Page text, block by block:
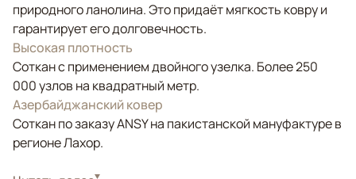
природного ланолина. Это придаёт мягкость ковру и
гарантирует его долговечность.
Высокая плотность
Соткан с применением двойного узелка. Более 250
000 узлов на квадратный метр.
Азербайджанский ковер
Соткан по заказу ANSY на пакистанской мануфактуре в
регионе Лахор.